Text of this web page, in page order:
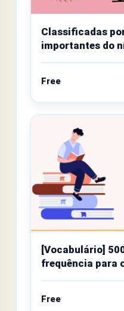
Classificadas
importantes do
Free
[Vocabulário]
frequência para
Free